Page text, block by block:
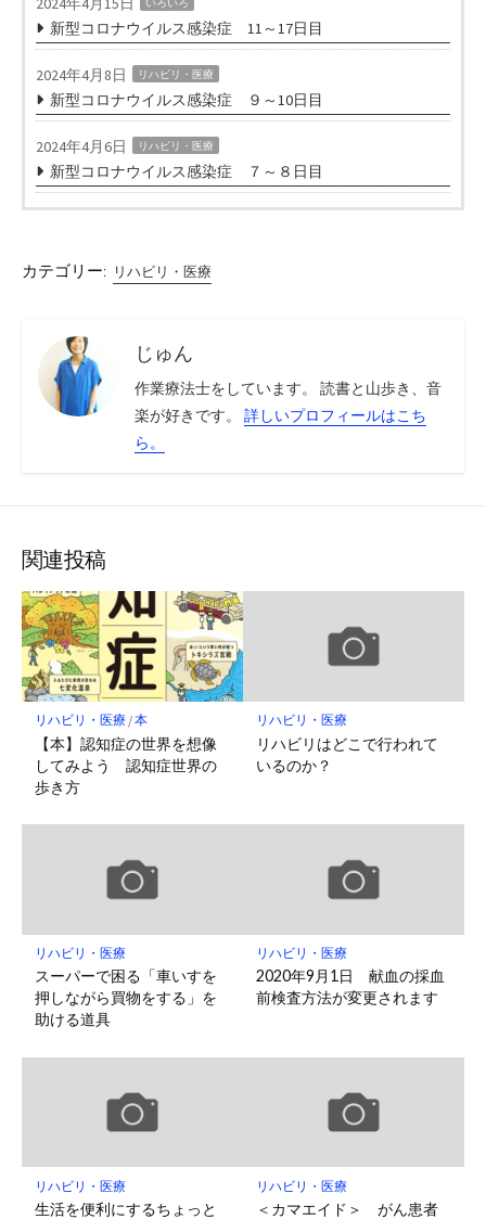
新型コロナウイルス感染症 11～17日目
2024年4月8日 リハビリ・医療
新型コロナウイルス感染症 ９～10日目
2024年4月6日 リハビリ・医療
新型コロナウイルス感染症 ７～８日目
カテゴリー: リハビリ・医療
じゅん
作業療法士をしています。 読書と山歩き、音
楽が好きです。 詳しいプロフィールはこち
ら。
関連投稿
リハビリ・医療/本
【本】認知症の世界を想像
してみよう 認知症世界の
歩き方
リハビリ・医療
リハビリはどこで行われて
いるのか？
リハビリ・医療
スーパーで困る「車いすを
押しながら買物をする」を
助ける道具
リハビリ・医療
2020年9月1日 献血の採血
前検査方法が変更されます
リハビリ・医療
生活を便利にするちょっと
リハビリ・医療
＜カマエイド＞ がん患者